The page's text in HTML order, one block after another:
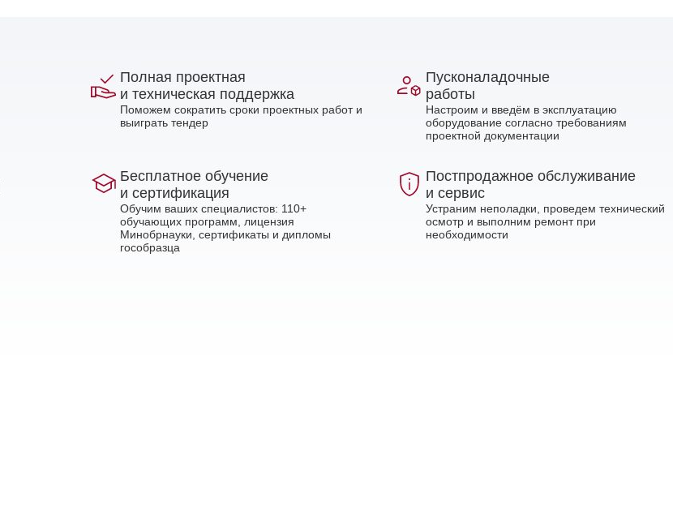
Полная проектная
и техническая поддержка
Поможем сократить сроки проектных работ и
выиграть тендер
Пусконаладочные
работы
Настроим и введём в эксплуатацию
оборудование согласно требованиям
проектной документации
Бесплатное обучение
и сертификация
Обучим ваших специалистов: 110+
обучающих программ, лицензия
Минобрнауки, сертификаты и дипломы
гособразца
Постпродажное обслуживание
и сервис
Устраним неполадки, проведем технический
осмотр и выполним ремонт при
необходимости